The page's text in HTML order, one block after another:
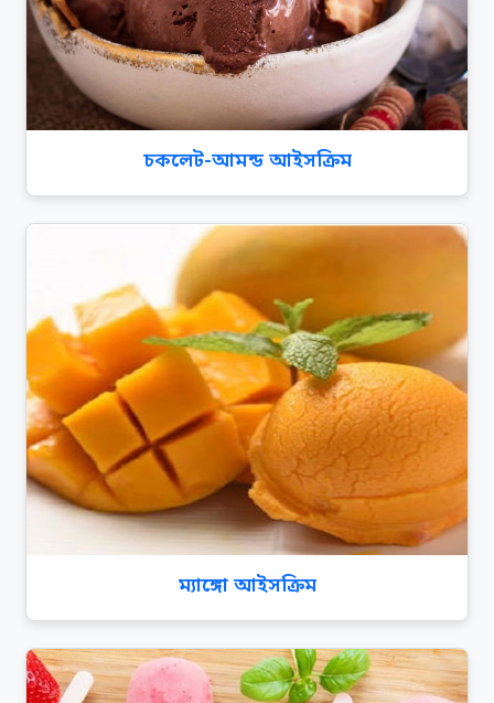
চকলেট-আমন্ড আইসক্রিম
ম্যাঙ্গো আইসক্রিম